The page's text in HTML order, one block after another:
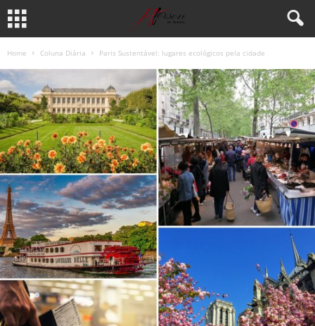
Home Coluna Diária Paris Sustentável: lugares ecológicos pela cidade